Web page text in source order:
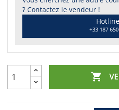
? Contactez le vendeur !
+33 187
